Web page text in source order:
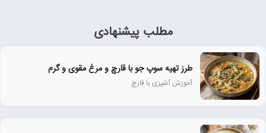
مطلب پیشنهادی
طرز تهیه سوپ جو با قارچ و مرغ مقوی و گرم
آموزش آشپزی با قارچ